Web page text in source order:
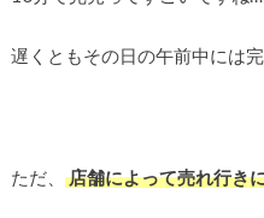
遅くともその日の午前中には
ただ、 店舗によって売れ行き